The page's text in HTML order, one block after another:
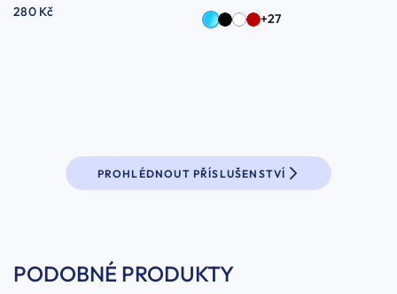
280 Kč
+27
PROHLÉDNOUT PŘÍSLUŠENSTVÍ
PODOBNÉ PRODUKTY